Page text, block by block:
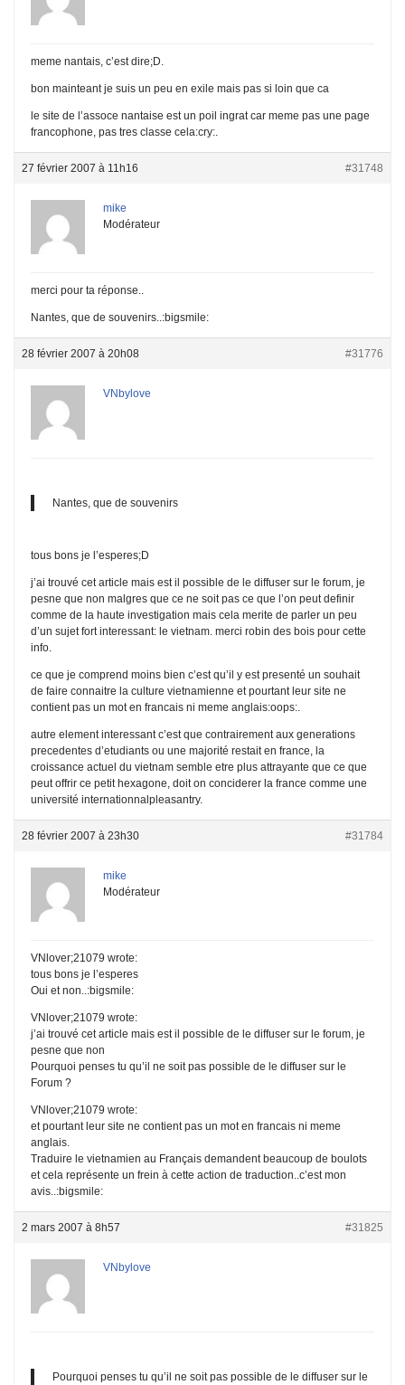
meme nantais, c’est dire;D.
bon mainteant je suis un peu en exile mais pas si loin que ca
le site de l’assoce nantaise est un poil ingrat car meme pas une page
francophone, pas tres classe cela:cry:.
27 février 2007 à 11h16 #31748
mike
Modérateur
merci pour ta réponse..
Nantes, que de souvenirs..:bigsmile:
28 février 2007 à 20h08 #31776
VNbylove
Nantes, que de souvenirs
tous bons je l’esperes;D
j’ai trouvé cet article mais est il possible de le diffuser sur le forum, je
pesne que non malgres que ce ne soit pas ce que l’on peut definir
comme de la haute investigation mais cela merite de parler un peu
d’un sujet fort interessant: le vietnam. merci robin des bois pour cette
info.
ce que je comprend moins bien c’est qu’il y est presenté un souhait
de faire connaitre la culture vietnamienne et pourtant leur site ne
contient pas un mot en francais ni meme anglais:oops:.
autre element interessant c’est que contrairement aux generations
precedentes d’etudiants ou une majorité restait en france, la
croissance actuel du vietnam semble etre plus attrayante que ce que
peut offrir ce petit hexagone, doit on conciderer la france comme une
université internationnalpleasantry.
28 février 2007 à 23h30 #31784
mike
Modérateur
VNlover;21079 wrote:
tous bons je l’esperes
Oui et non..:bigsmile:
VNlover;21079 wrote:
j’ai trouvé cet article mais est il possible de le diffuser sur le forum, je
pesne que non
Pourquoi penses tu qu’il ne soit pas possible de le diffuser sur le
Forum ?
VNlover;21079 wrote:
et pourtant leur site ne contient pas un mot en francais ni meme
anglais.
Traduire le vietnamien au Français demandent beaucoup de boulots
et cela représente un frein à cette action de traduction..c’est mon
avis..:bigsmile:
2 mars 2007 à 8h57 #31825
VNbylove
Pourquoi penses tu qu’il ne soit pas possible de le diffuser sur le